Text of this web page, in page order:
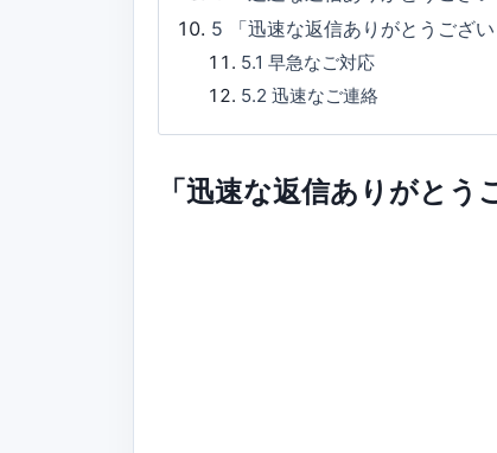
5
「迅速な返信ありがとうござ
5.1 早急なご対応
5.2 迅速なご連絡
「迅速な返信ありがと